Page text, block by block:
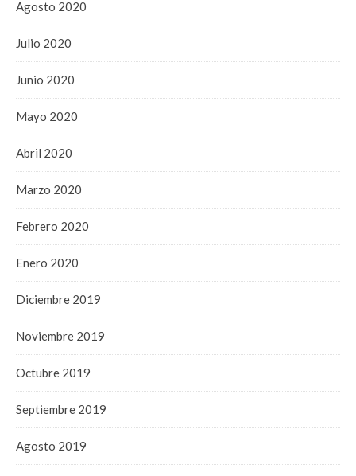
Agosto 2020
Julio 2020
Junio 2020
Mayo 2020
Abril 2020
Marzo 2020
Febrero 2020
Enero 2020
Diciembre 2019
Noviembre 2019
Octubre 2019
Septiembre 2019
Agosto 2019